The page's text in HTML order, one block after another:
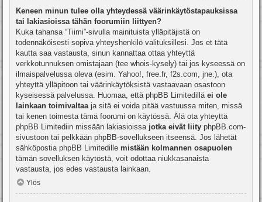
Keneen minun tulee olla yhteydessä väärinkäytöstapauksissa
tai lakiasioissa tähän foorumiin liittyen?
Kuka tahansa “Tiimi”-sivulla mainituista ylläpitäjistä on
todennäköisesti sopiva yhteyshenkilö valituksillesi. Jos et tätä
kautta saa vastausta, sinun kannattaa ottaa yhteyttä
verkkotunnuksen omistajaan (tee whois-kysely) tai jos kyseessä on
ilmaispalvelussa oleva (esim. Yahoo!, free.fr, f2s.com, jne.), ota
yhteyttä ylläpitoon tai väärinkäytöksistä vastaavaan osastoon
kyseisessä palvelussa. Huomaa, että phpBB Limitedillä ei ole
lainkaan toimivaltaa ja sitä ei voida pitää vastuussa miten, missä
tai kenen toimesta tämä foorumi on käytössä. Älä ota yhteyttä
phpBB Limitediin missään lakiasioissa jotka eivät liity phpBB.com-
sivustoon tai pelkkään phpBB-sovellukseen itseensä. Jos lähetät
sähköpostia phpBB Limitedille mistään kolmannen osapuolen
tämän sovelluksen käytöstä, voit odottaa niukkasanaista
vastausta, jos edes vastausta lainkaan.
Ylös